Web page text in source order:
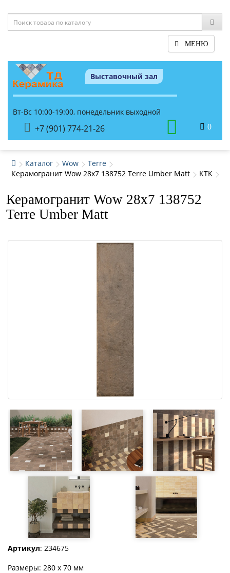
МЕНЮ
Выставочный зал
Вт-Вс 10:00-19:00, понедельник выходной
+7 (901) 774-21-26 0
Каталог Wow
Terre
Керамогранит Wow 28x7 138752 Terre Umber Matt
KTK
Керамогранит Wow 28x7 138752
Terre Umber Matt
Артикул: 234675
Размеры: 280 x 70 мм